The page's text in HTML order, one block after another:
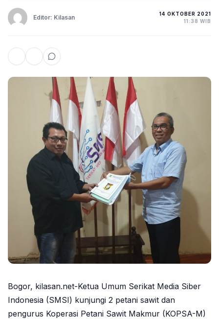
Editor: Kilasan
14 OKTOBER 2021
11:38 WIB
Bogor, kilasan.net-Ketua Umum Serikat Media Siber
Indonesia (SMSI) kunjungi 2 petani sawit dan
pengurus Koperasi Petani Sawit Makmur (KOPSA-M)